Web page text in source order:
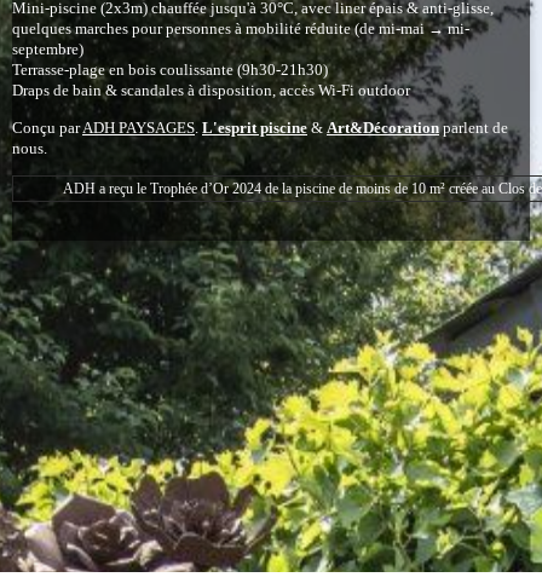
Mini-piscine (2x3m) chauffée jusqu'à 30°C,avec liner épais & anti-glisse,
quelques marches pour personnes à mobilité réduite (de mi-mai → mi-
septembre)
Terrasse-plage en bois coulissante (9h30-21h30)
Draps de bain & scandales à disposition, accès Wi-Fi outdoor
Conçu parADH PAYSAGES. L'esprit piscine& Art&Décorationparlent de
nous.
ADH a reçu le Trophée d’Or 2024 de la piscine de moins de 10 m² créée au Clos